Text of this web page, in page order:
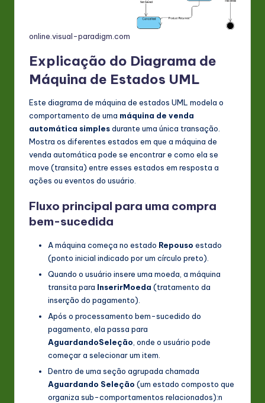
online.visual-paradigm.com
Explicação do Diagrama de
Máquina de Estados UML
Este diagrama de máquina de estados UML modela o
comportamento de uma máquina de venda
automática simplesdurante uma única transação.
Mostra os diferentes estados em que a máquina de
venda automática pode se encontrar e como ela se
move (transita) entre esses estados em resposta a
ações ou eventos do usuário.
Fluxo principal para uma compra
bem-sucedida
A máquina começa no estado Repouso estado
(ponto inicial indicado por um círculo preto).
Quando o usuário insere uma moeda, a máquina
transita para InserirMoeda (tratamento da
inserção do pagamento).
Após o processamento bem-sucedido do
pagamento, ela passa para
AguardandoSeleção , onde o usuário pode
começar a selecionar um item.
Dentro de uma seção agrupada chamada
Aguardando Seleção (um estado composto que
organiza sub-comportamentos relacionados):n